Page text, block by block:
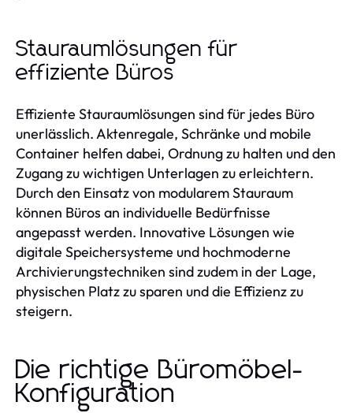
Stauraumlösungen für
effiziente Büros
Effiziente Stauraumlösungen sind für jedes Büro
unerlässlich. Aktenregale, Schränke und mobile
Container helfen dabei, Ordnung zu halten und den
Zugang zu wichtigen Unterlagen zu erleichtern.
Durch den Einsatz von modularem Stauraum
können Büros an individuelle Bedürfnisse
angepasst werden. Innovative Lösungen wie
digitale Speichersysteme und hochmoderne
Archivierungstechniken sind zudem in der Lage,
physischen Platz zu sparen und die Effizienz zu
steigern.
Die richtige Büromöbel-
Konfiguration